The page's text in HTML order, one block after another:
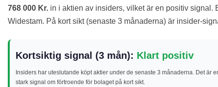
768 000 Kr. in i aktien av insiders, vilket är en positiv
Widestam. På kort sikt (senaste 3 månaderna) är insider-
Kortsiktig signal (3 mån): Klart positiv
Insiders har uteslutande köpt aktier under de senaste 3 månaderna. Det är
stark signal om förtroende för bolaget på kort sikt.